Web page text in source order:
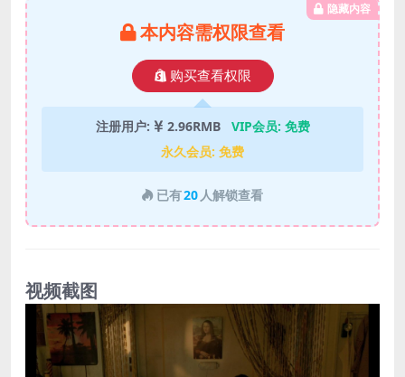
隐藏内容
本内容需权限查看
购买查看权限
注册用户: 2.96RMB VIP会员: 免费
永久会员: 免费
已有20 人解锁查看
视频截图